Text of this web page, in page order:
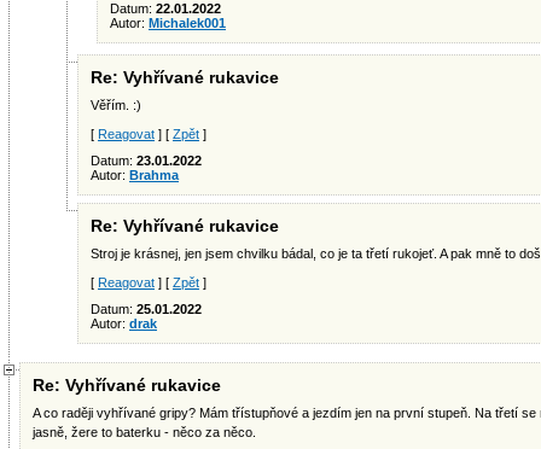
Datum: 22.01.2022
Autor: Michalek001
Re: Vyhřívané rukavice
Věřím. :)
[ Reagovat ] [ Zpět ]
Datum: 23.01.2022
Autor: Brahma
Re: Vyhřívané rukavice
Stroj je krásnej, jen jsem chvilku bádal, co je ta třetí rukojeť. A pak mně to
[ Reagovat ] [ Zpět ]
Datum: 25.01.2022
Autor: drak
Re: Vyhřívané rukavice
A co raději vyhřívané gripy? Mám třístupňové a jezdím jen na první stupeň. Na třetí
jasně, žere to baterku - něco za něco.